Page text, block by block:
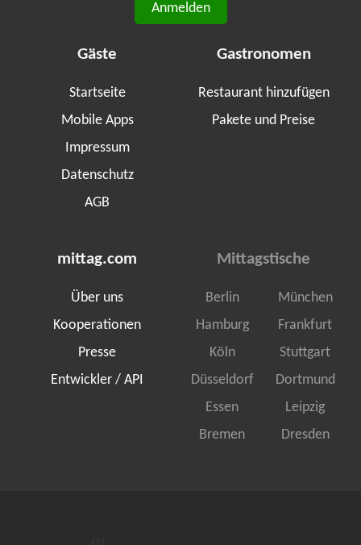
Anmelden
Gäste
Startseite
Mobile Apps
Impressum
Datenschutz
AGB
Gastronomen
Restaurant hinzufügen
Pakete und Preise
mittag.com
Über uns
Kooperationen
Presse
Entwickler / API
Mittagstische
Berlin
München
Hamburg
Frankfurt
Köln
Stuttgart
Düsseldorf
Dortmund
Essen
Leipzig
Bremen
Dresden